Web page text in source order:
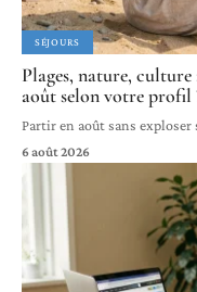
SÉJOURS
Plages, nature,
août selon votre profil
Partir en août sans
6 août 2026